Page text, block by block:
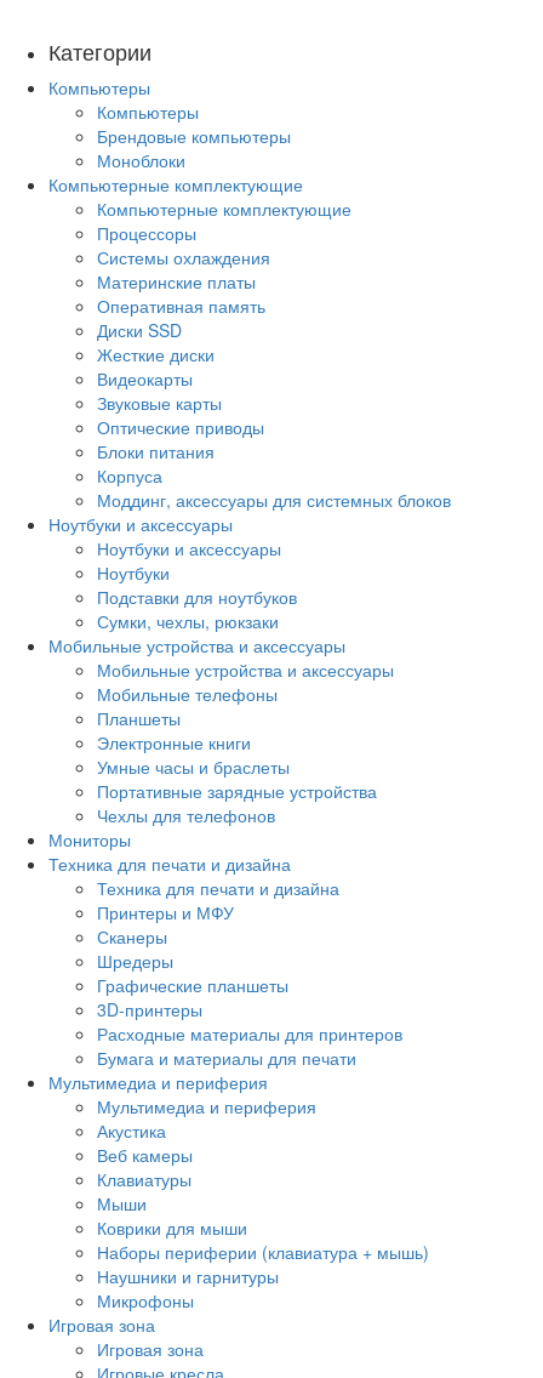
Категории
Компьютеры
Компьютеры
Брендовые компьютеры
Моноблоки
Компьютерные комплектующие
Компьютерные комплектующие
Процессоры
Системы охлаждения
Материнские платы
Оперативная память
Диски SSD
Жесткие диски
Видеокарты
Звуковые карты
Оптические приводы
Блоки питания
Корпуса
Моддинг, аксессуары для системных блоков
Ноутбуки и аксессуары
Ноутбуки и аксессуары
Ноутбуки
Подставки для ноутбуков
Сумки, чехлы, рюкзаки
Мобильные устройства и аксессуары
Мобильные устройства и аксессуары
Мобильные телефоны
Планшеты
Электронные книги
Умные часы и браслеты
Портативные зарядные устройства
Чехлы для телефонов
Мониторы
Техника для печати и дизайна
Техника для печати и дизайна
Принтеры и МФУ
Сканеры
Шредеры
Графические планшеты
3D-принтеры
Расходные материалы для принтеров
Бумага и материалы для печати
Мультимедиа и периферия
Мультимедиа и периферия
Акустика
Веб камеры
Клавиатуры
Мыши
Коврики для мыши
Наборы периферии (клавиатура + мышь)
Наушники и гарнитуры
Микрофоны
Игровая зона
Игровая зона
Игровые кресла